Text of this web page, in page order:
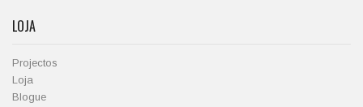
LOJA
Projectos
Loja
Blogue